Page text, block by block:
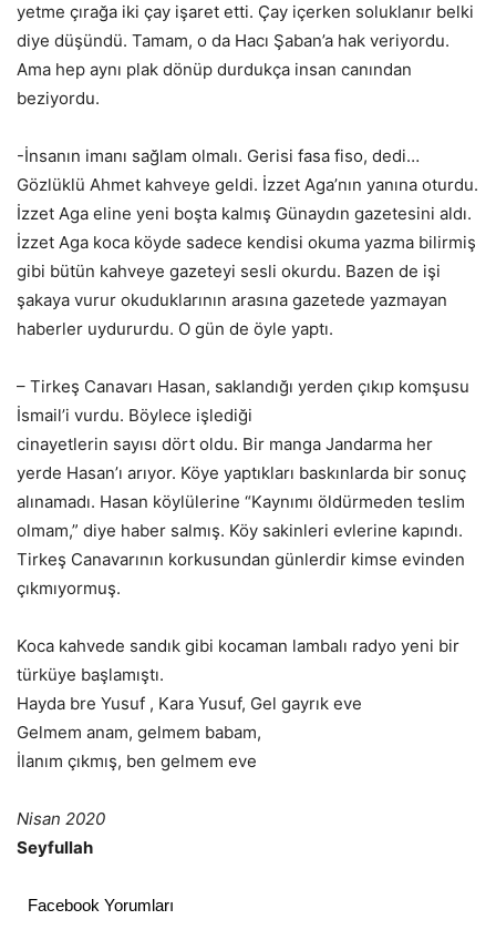
yetme çırağa iki çay işaret etti. Çay içerken soluklanır belki
diye düşündü. Tamam, o da Hacı Şaban’a hak veriyordu.
Ama hep aynı plak dönüp durdukça insan canından
beziyordu.
-İnsanın imanı sağlam olmalı. Gerisi fasa fiso, dedi…
Gözlüklü Ahmet kahveye geldi. İzzet Aga’nın yanına oturdu.
İzzet Aga eline yeni boşta kalmış Günaydın gazetesini aldı.
İzzet Aga koca köyde sadece kendisi okuma yazma bilirmiş
gibi bütün kahveye gazeteyi sesli okurdu. Bazen de işi
şakaya vurur okuduklarının arasına gazetede yazmayan
haberler uydururdu. O gün de öyle yaptı.
– Tirkeş Canavarı Hasan, saklandığı yerden çıkıp komşusu
İsmail’i vurdu. Böylece işlediği
cinayetlerin sayısı dört oldu. Bir manga Jandarma her
yerde Hasan’ı arıyor. Köye yaptıkları baskınlarda bir sonuç
alınamadı. Hasan köylülerine “Kaynımı öldürmeden teslim
olmam,” diye haber salmış. Köy sakinleri evlerine kapındı.
Tirkeş Canavarının korkusundan günlerdir kimse evinden
çıkmıyormuş.
Koca kahvede sandık gibi kocaman lambalı radyo yeni bir
türküye başlamıştı.
Hayda bre Yusuf , Kara Yusuf, Gel gayrık eve
Gelmem anam, gelmem babam,
İlanım çıkmış, ben gelmem eve
Nisan 2020
Seyfullah
Facebook Yorumları